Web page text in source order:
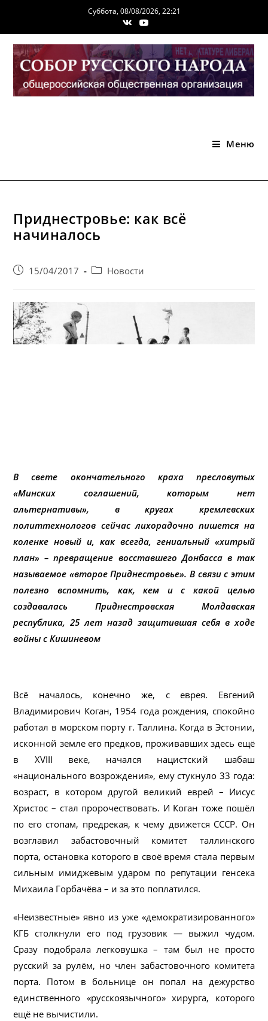
содержимому
Суббота, 08/08/2026, 22:21
Меню
Приднестровье: как всё
начиналось
Запись15/04/2017
PostНовости
В свете окончательного краха пресловутых
«Минских соглашений, которым нет
альтернативы», в кругах кремлевских
политтехнологов сейчас лихорадочно пишется на
коленке новый и, как всегда, гениальный «хитрый
план» – превращение восставшего Донбасса в так
называемое «второе Приднестровье». В связи с этим
полезно вспомнить, как, кем и с какой целью
создавалась Приднестровская Молдавская
республика, 25 лет назад защитившая себя в ходе
войны с Кишиневом
Всё началось, конечно же, с еврея. Евгений
Владимирович Коган, 1954 года рождения, спокойно
работал в морском порту г. Таллина. Когда в Эстонии,
исконной земле его предков, проживавших здесь ещё
в XVIII веке, начался нацистский шабаш
«национального возрождения», ему стукнуло 33 года:
возраст, в котором другой великий еврей – Иисус
Христос – стал пророчествовать. И Коган тоже пошёл
по его стопам, предрекая, к чему движется СССР. Он
возглавил забастовочный комитет таллинского
порта, остановка которого в своё время стала первым
сильным имиджевым ударом по репутации генсека
Михаила Горбачёва – и за это поплатился.
«Неизвестные» явно из уже «демократизированного»
КГБ столкнули его под грузовик — выжил чудом.
Сразу подобрала легковушка – там был не просто
русский за рулём, но член забастовочного комитета
порта. Потом в больнице он попал на дежурство
единственного «русскоязычного» хирурга, которого
ещё не вычистили.